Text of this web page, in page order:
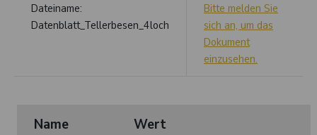
Dateiname:
Datenblatt_Tellerbesen_4loch
Bitte melden Sie
sich an, um das
Dokument
einzusehen.
Name Wert